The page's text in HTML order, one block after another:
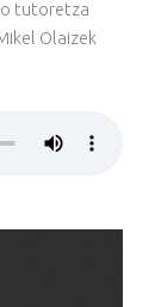
tutoretza
Olaizek